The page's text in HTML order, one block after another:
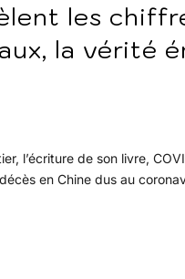
les
la vérité
l’écriture de son livre,
en Chine dus au